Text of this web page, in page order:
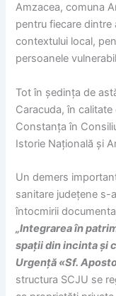
Amzacea, comuna
pentru fiecare
contextului local,
persoanele
Tot în ședința de
Caracuda, în
Constanța în
Istorie Națională și
Un demers
sanitare județene s-
întocmirii
„Integrarea în
spații din incinta și
Urgență «Sf.
structura SCJU se